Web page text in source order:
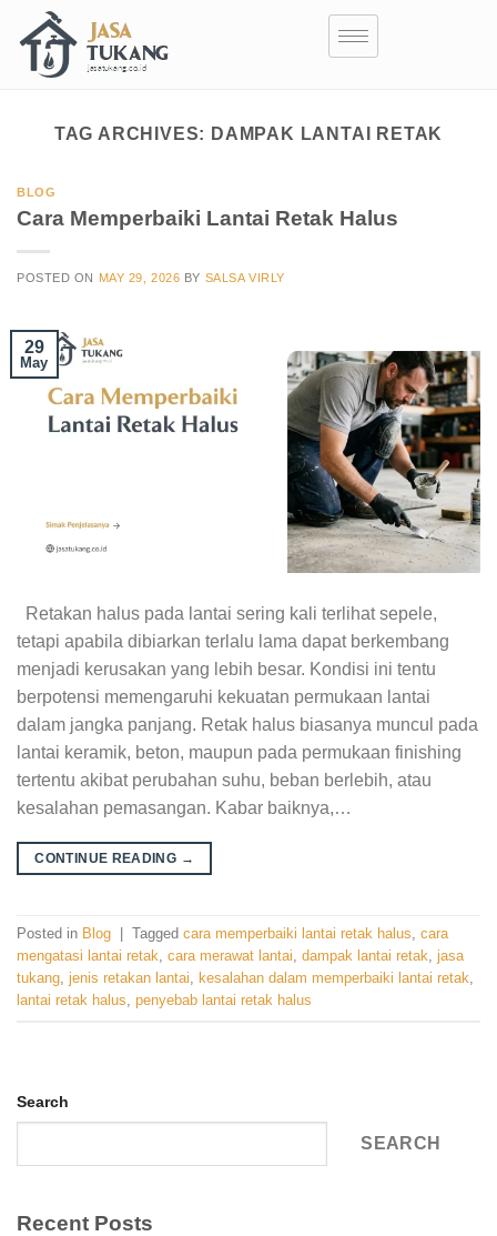
TAG ARCHIVES: DAMPAK LANTAI RETAK
BLOG
Cara Memperbaiki Lantai Retak Halus
POSTED ON MAY 29, 2026 BY SALSA VIRLY
29
May
Retakan halus pada lantai sering kali terlihat sepele,
tetapi apabila dibiarkan terlalu lama dapat berkembang
menjadi kerusakan yang lebih besar. Kondisi ini tentu
berpotensi memengaruhi kekuatan permukaan lantai
dalam jangka panjang. Retak halus biasanya muncul pada
lantai keramik, beton, maupun pada permukaan finishing
tertentu akibat perubahan suhu, beban berlebih, atau
kesalahan pemasangan. Kabar baiknya,…
CONTINUE READING →
Posted in Blog Tagged cara memperbaiki lantai retak halus, cara
mengatasi lantai retak, cara merawat lantai, dampak lantai retak, jasa
tukang, jenis retakan lantai, kesalahan dalam memperbaiki lantai retak,
lantai retak halus, penyebab lantai retak halus
Search
SEARCH
Recent Posts